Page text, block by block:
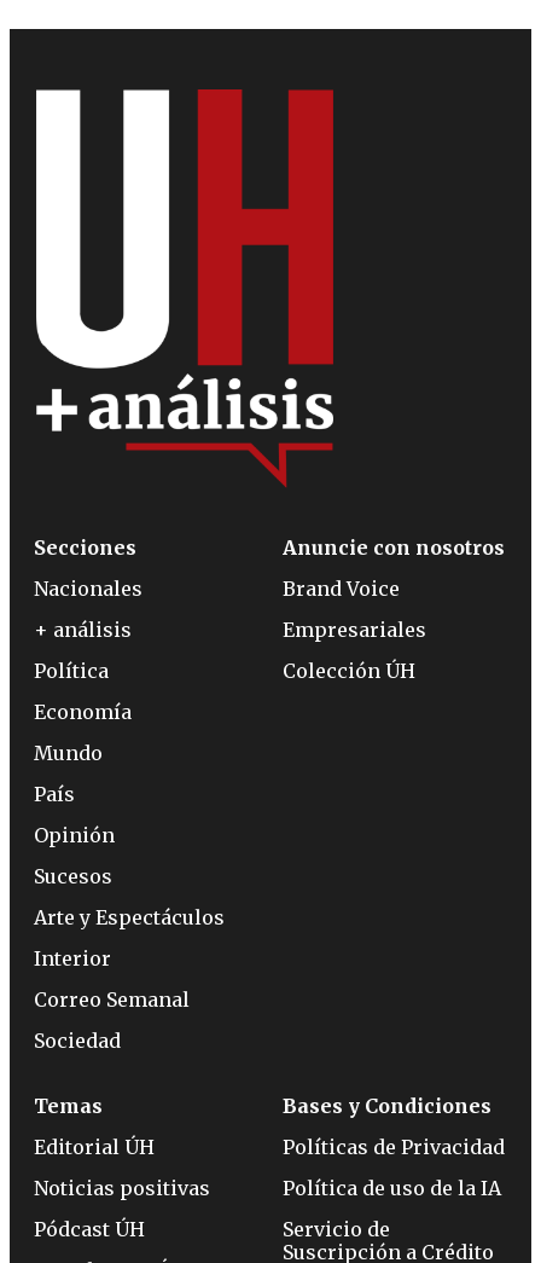
Secciones
Nacionales
+ análisis
Política
Economía
Mundo
País
Opinión
Sucesos
Arte y Espectáculos
Interior
Correo Semanal
Sociedad
Anuncie con nosotros
Brand Voice
Empresariales
Colección ÚH
Temas
Editorial ÚH
Noticias positivas
Pódcast ÚH
Bases y Condiciones
Políticas de Privacidad
Política de uso de la IA
Servicio de
Suscripción a Crédito